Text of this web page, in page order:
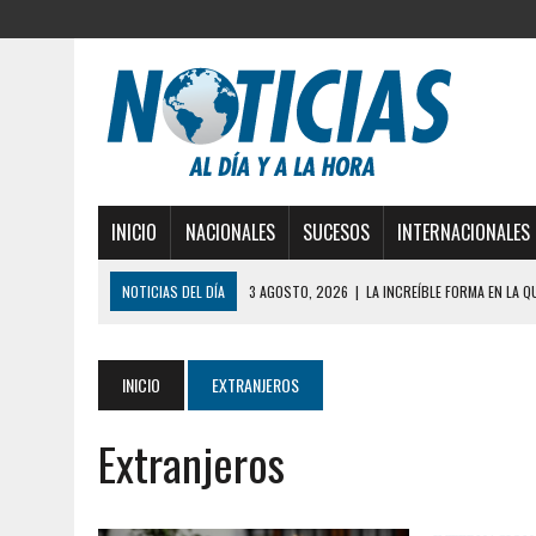
INICIO NACIONALES SUCESOS INTERNACIONALES
NOTICIAS DEL DÍA 3 AGOSTO, 2026 | LA INCREÍBLE FORMA EN LA
2 AGOSTO, 2026 | AYUDABA A PERSONAS EN SITUACIÓN DE CALLE Y
2 AGOSTO, 2026
2 AGOSTO, 2026
FALCÓN: MUJER ATACÓ CON UN CUCHILLO A SUS
6 AGOSTO, 2026 | MISTERIOSA MUERTE DE MODELO EN MONAGAS:
INICIO EXTRANJEROS
Extranjeros